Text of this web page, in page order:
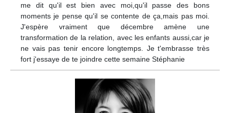
me dit qu'il est bien avec moi,qu'il passe des bons
moments je pense qu'il se contente de ça,mais pas moi.
J'espère vraiment que décembre amène une
transformation de la relation, avec les enfants aussi,car je
ne vais pas tenir encore longtemps. Je t'embrasse très
fort j'essaye de te joindre cette semaine Stéphanie